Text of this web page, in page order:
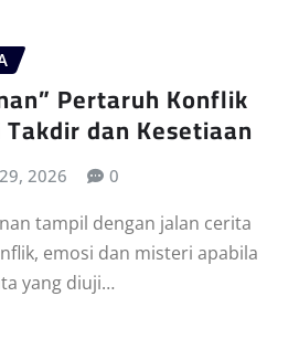
Pertaruh Konflik
dan Kesetiaan
2026 0
tampil dengan jalan cerita
emosi dan misteri apabila
yang diuji…